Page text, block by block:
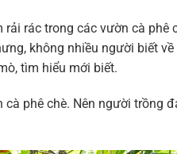
rác trong các vườn cà phê
không nhiều người biết
tìm hiểu mới biết.
phê chè. Nên người trồng